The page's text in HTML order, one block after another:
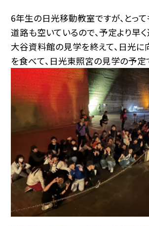
6年生の日光移動教室ですが、とって
道路も空いているので、予定より早く
大谷資料館の見学を終えて、日光に
を食べて、日光東照宮の見学の予定